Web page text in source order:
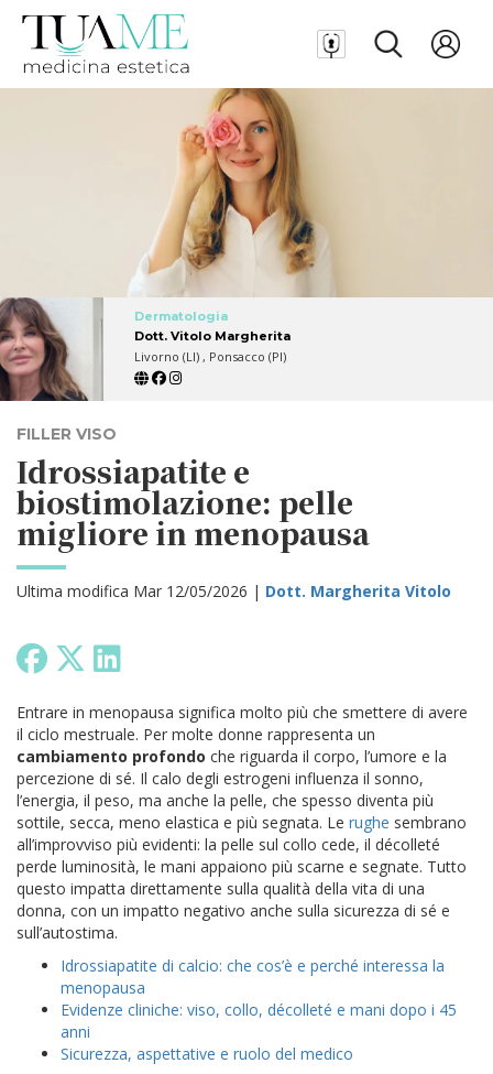
Dermatologia
Dott. Vitolo Margherita
Livorno (LI) , Ponsacco (PI)
FILLER VISO
Idrossiapatite e
biostimolazione: pelle
migliore in menopausa
Ultima modifica Mar 12/05/2026 | Dott. Margherita Vitolo
Entrare in menopausa significa molto più che smettere di avere
il ciclo mestruale. Per molte donne rappresenta un
cambiamento profondo che riguarda il corpo, l’umore e la
percezione di sé. Il calo degli estrogeni influenza il sonno,
l’energia, il peso, ma anche la pelle, che spesso diventa più
sottile, secca, meno elastica e più segnata. Le rughe sembrano
all’improvviso più evidenti: la pelle sul collo cede, il décolleté
perde luminosità, le mani appaiono più scarne e segnate. Tutto
questo impatta direttamente sulla qualità della vita di una
donna, con un impatto negativo anche sulla sicurezza di sé e
sull’autostima.
Idrossiapatite di calcio: che cos’è e perché interessa la
menopausa
Evidenze cliniche: viso, collo, décolleté e mani dopo i 45
anni
Sicurezza, aspettative e ruolo del medico